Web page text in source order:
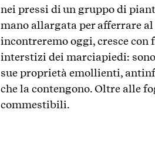
nei pressi di un gruppo di
mano allargata per afferrare
incontreremo oggi, cresce
interstizi dei marciapiedi:
sue proprietà emollienti,
che la contengono. Oltre alle
commestibili.